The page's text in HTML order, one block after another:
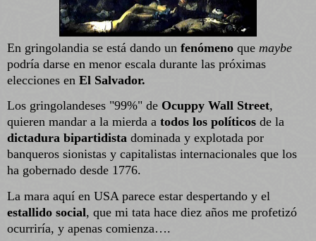
En gringolandia se está dando un fenómeno que maybe
podría darse en menor escala durante las próximas
elecciones en El Salvador.
Los gringolandeses "99%" de Ocuppy Wall Street,
quieren mandar a la mierda a todos los políticos de la
dictadura bipartidista dominada y explotada por
banqueros sionistas y capitalistas internacionales que los
ha gobernado desde 1776.
La mara aquí en USA parece estar despertando y el
estallido social, que mi tata hace diez años me profetizó
ocurriría, y apenas comienza….